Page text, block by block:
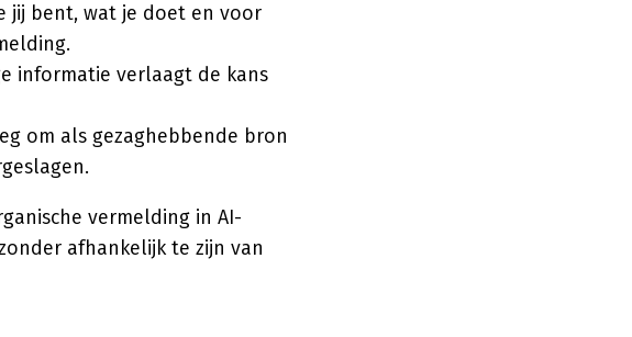
jij bent, wat je doet en voor
informatie verlaagt de kans
om als gezaghebbende bron
vermelding in AI-
afhankelijk te zijn van